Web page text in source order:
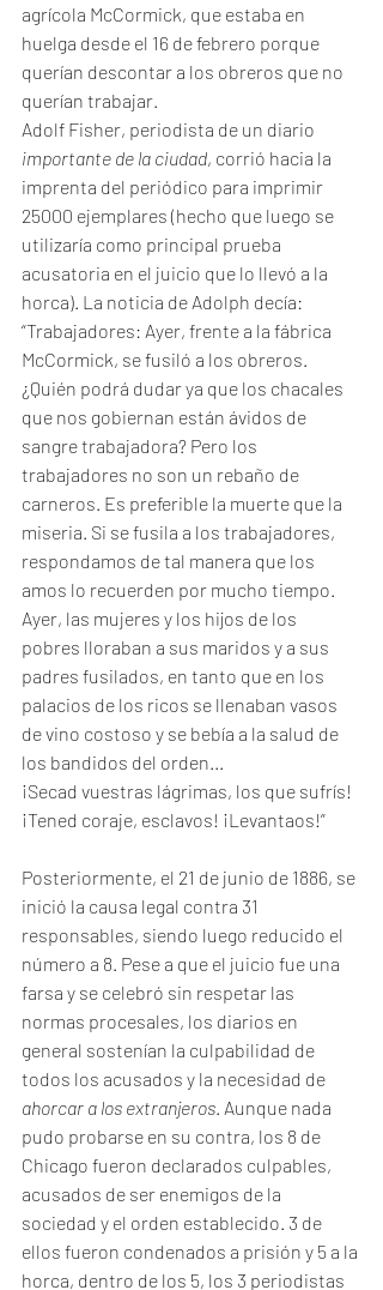
agrícola McCormick, que estaba en
huelga desde el 16 de febrero porque
querían descontar a los obreros que no
querían trabajar.
Adolf Fisher, periodista de un diario
importante de la ciudad, corrió hacia la
imprenta del periódico para imprimir
25000 ejemplares (hecho que luego se
utilizaría como principal prueba
acusatoria en el juicio que lo llevó a la
horca). La noticia de Adolph decía:
“Trabajadores: Ayer, frente a la fábrica
McCormick, se fusiló a los obreros.
¿Quién podrá dudar ya que los chacales
que nos gobiernan están ávidos de
sangre trabajadora? Pero los
trabajadores no son un rebaño de
carneros. Es preferible la muerte que la
miseria. Si se fusila a los trabajadores,
respondamos de tal manera que los
amos lo recuerden por mucho tiempo.
Ayer, las mujeres y los hijos de los
pobres lloraban a sus maridos y a sus
padres fusilados, en tanto que en los
palacios de los ricos se llenaban vasos
de vino costoso y se bebía a la salud de
los bandidos del orden...
¡Secad vuestras lágrimas, los que sufrís!
¡Tened coraje, esclavos! ¡Levantaos!”
Posteriormente, el 21 de junio de 1886, se
inició la causa legal contra 31
responsables, siendo luego reducido el
número a 8. Pese a que el juicio fue una
farsa y se celebró sin respetar las
normas procesales, los diarios en
general sostenían la culpabilidad de
todos los acusados y la necesidad de
ahorcar a los extranjeros. Aunque nada
pudo probarse en su contra, los 8 de
Chicago fueron declarados culpables,
acusados de ser enemigos de la
sociedad y el orden establecido. 3 de
ellos fueron condenados a prisión y 5 a la
horca, dentro de los 5, los 3 periodistas